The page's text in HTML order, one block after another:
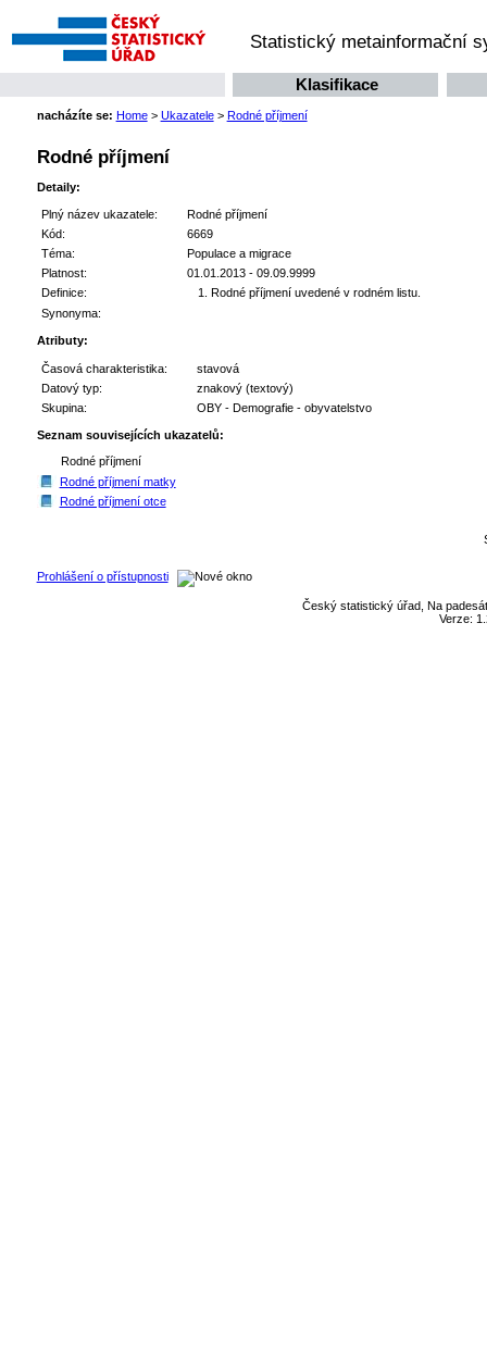
Statistický metainformační
Klasifikace
nacházíte se: Home> Ukazatele > Rodné příjmení
Rodné příjmení
Detaily:
Plný název ukazatele:
Rodné příjmení
Kód:
6669
Téma:
Populace a migrace
Platnost:
01.01.2013 - 09.09.9999
Definice:
Rodné příjmení uvedené v rodném listu.
Synonyma:
Atributy:
Časová charakteristika:
stavová
Datový typ:
znakový (textový)
Skupina:
OBY - Demografie - obyvatelstvo
Seznam souvisejících ukazatelů:
Rodné příjmení
Rodné příjmení matky
Rodné příjmení otce
Prohlášení o přístupnosti
Český statistický úřad, Na
Verze: